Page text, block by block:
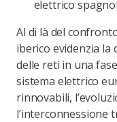
elettrico
Al di là del
iberico evidenzia la
delle reti in una
sistema elettrico
rinnovabili,
l’interconnessione